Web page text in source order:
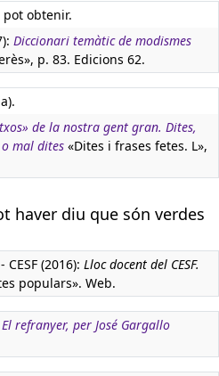
pot obtenir.
Diccionari temàtic de modismes
p. 83. Edicions 62.
de la nostra gent gran. Dites,
mal dites «Dites i frases fetes. L»,
haver diu que són verdes
(2016): Lloc docent del CESF.
populars». Web.
El refranyer, per José Gargallo